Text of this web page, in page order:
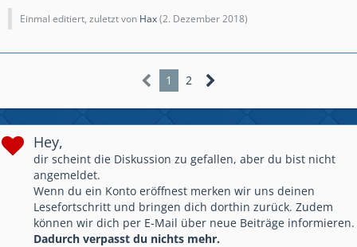
Einmal editiert, zuletzt von Hax(2. Dezember 2018)
1 2
Hey,
dir scheint die Diskussion zu gefallen, aber du bist nicht
angemeldet.
Wenn du ein Konto eröffnest merken wir uns deinen
Lesefortschritt und bringen dich dorthin zurück. Zudem
können wir dich per E-Mail über neue Beiträge informieren.
Dadurch verpasst du nichts mehr.